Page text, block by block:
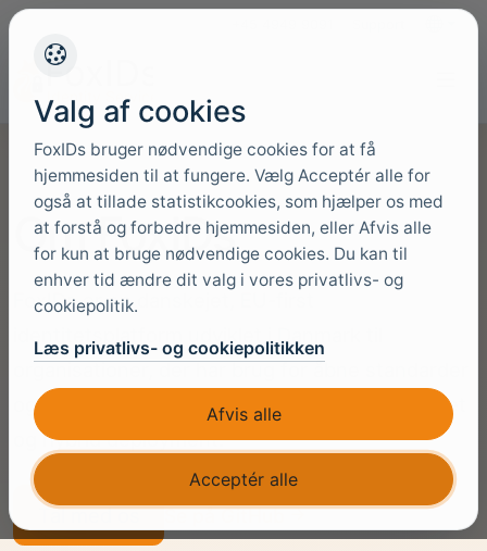
Om FoxIDs
FoxIDs er en danskejet, EU-first
organisationer, der har brug for åbne standarder
og et klart valg mellem FoxIDs Cloud, selvhostet
og hybrid deployment.
Tal med os Se på GitHub
Valg af cookies
FoxIDs bruger nødvendige cookies for at få
hjemmesiden til at fungere. Vælg Acceptér alle for
også at tillade statistikcookies, som hjælper os med
at forstå og forbedre hjemmesiden, eller Afvis alle
for kun at bruge nødvendige cookies. Du kan til
enhver tid ændre dit valg i vores privatlivs- og
cookiepolitik.
Læs privatlivs- og cookiepolitikken
Afvis alle
Acceptér alle